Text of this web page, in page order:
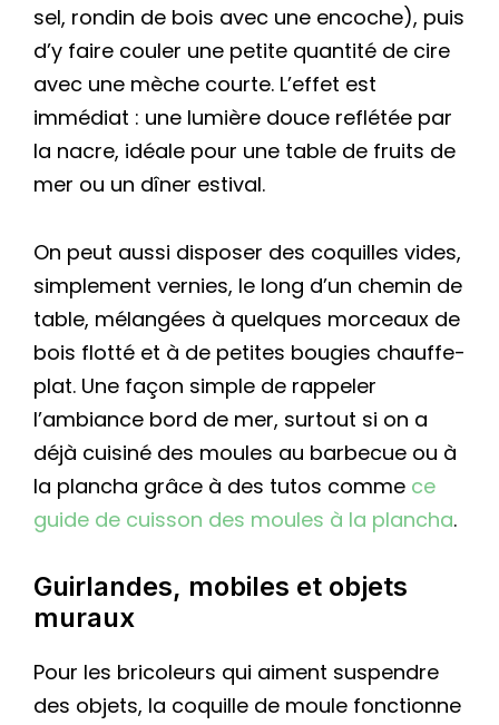
sel, rondin de bois avec une encoche), puis
d’y faire couler une petite quantité de cire
avec une mèche courte. L’effet est
immédiat : une lumière douce reflétée par
la nacre, idéale pour une table de fruits de
mer ou un dîner estival.
On peut aussi disposer des coquilles vides,
simplement vernies, le long d’un chemin de
table, mélangées à quelques morceaux de
bois flotté et à de petites bougies chauffe-
plat. Une façon simple de rappeler
l’ambiance bord de mer, surtout si on a
déjà cuisiné des moules au barbecue ou à
la plancha grâce à des tutos comme ce
guide de cuisson des moules à la plancha.
Guirlandes, mobiles et objets
muraux
Pour les bricoleurs qui aiment suspendre
des objets, la coquille de moule fonctionne